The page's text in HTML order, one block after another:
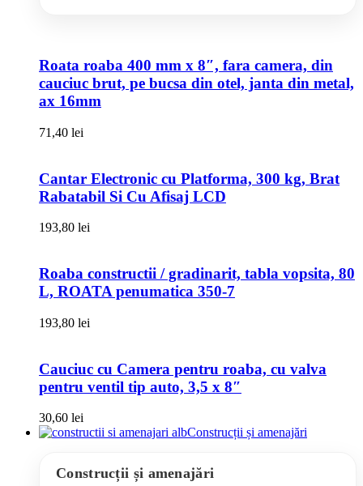
Roata roaba 400 mm x 8″, fara camera, din
cauciuc brut, pe bucsa din otel, janta din metal,
ax 16mm
71,40 lei
Cantar Electronic cu Platforma, 300 kg, Brat
Rabatabil Si Cu Afisaj LCD
193,80 lei
Roaba constructii / gradinarit, tabla vopsita, 80
L, ROATA penumatica 350-7
193,80 lei
Cauciuc cu Camera pentru roaba, cu valva
pentru ventil tip auto, 3,5 x 8″
30,60 lei
Construcții și amenajări
Construcții și amenajări